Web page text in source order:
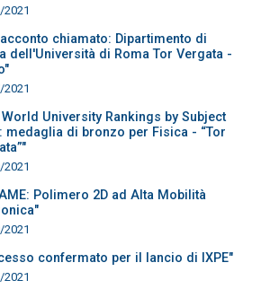
2021
chiamato: Dipartimento di
dell'Università di Roma Tor Vergata -
World University Rankings by Subject
medaglia di bronzo per Fisica - “Tor
2021
Polimero 2D ad Alta Mobilità
2021
confermato per il lancio di IXPE"
2021